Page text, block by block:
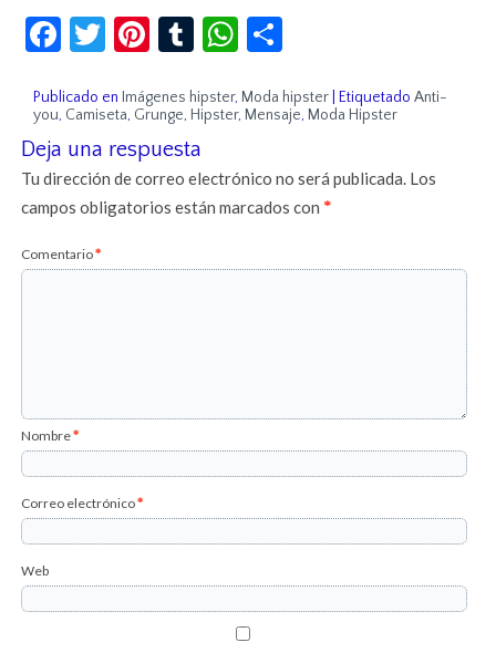
Facebook
Twitter
Pinterest
TumblrWhatsApp
Publicado en Imágenes hipster, Moda hipster Etiquetado Anti-
you, Camiseta, Grunge, Hipster, Mensaje, Moda Hipster
Deja una respuesta
Tu dirección de correo electrónico no será publicada. Los
campos obligatorios están marcados con*
Comentario*
Nombre*
Correo electrónico*
Web